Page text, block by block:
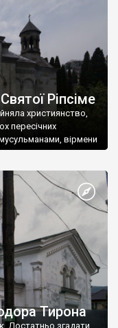
Ріпсіме
християнство,
пересічних
вірмени
Тирона
Достатньо згадати